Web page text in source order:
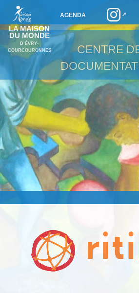
LA MAISON
DU MONDE
D’ÉVRY-
COURCOURONNES
AGENDA
CENTRE